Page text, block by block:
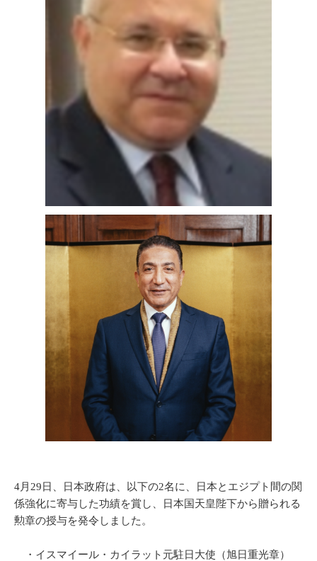
4月29日、日本政府は、以下の2名に、日本とエジプト間の関
係強化に寄与した功績を賞し、日本国天皇陛下から贈られる
勲章の授与を発令しました。
・イスマイール・カイラット元駐日大使（旭日重光章）